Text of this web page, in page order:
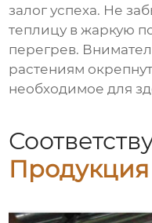
залог успеха. Не
теплицу в жаркую
перегрев.
растениям
необходимое для
Продукция